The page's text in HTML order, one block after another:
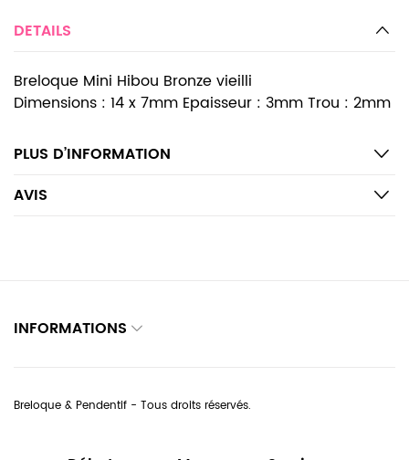
DETAILS
Breloque Mini Hibou Bronze vieilli
Dimensions : 14 x 7mm Epaisseur : 3mm Trou : 2mm
PLUS D’INFORMATION
AVIS
INFORMATIONS
Breloque & Pendentif - Tous droits réservés.